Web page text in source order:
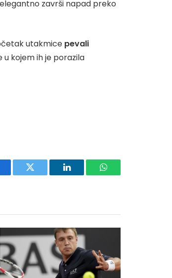
završi napad preko
utakmice pevali
kojem ih je porazila
Twitter LinkedIn WhatsApp